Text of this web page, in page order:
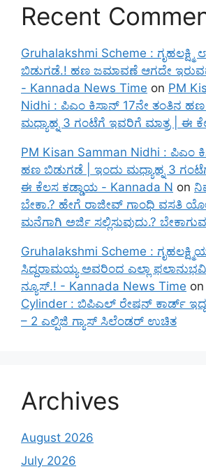
Recent
Gruhalakshmi Scheme : ಗೃಹಲಕ್ಷ್ಮಿ
ಬಿಡುಗಡೆ.! ಹಣ ಜಮಾವಣೆ ಆಗದೇ
- Kannada News Time on PM
Nidhi : ಪಿಎಂ ಕಿಸಾನ್ 17ನೇ ತಂತಿನ
ಮಧ್ಯಾಹ್ನ 3 ಗಂಟೆಗೆ ಇವರಿಗೆ ಮಾತ್ರ | ಈ
PM Kisan Samman Nidhi : ಪಿಎಂ
ಹಣ ಬಿಡುಗಡೆ | ಇಂದು ಮಧ್ಯಾಹ್ನ 3
ಈ ಕೆಲಸ ಕಡ್ಡಾಯ - Kannada N on
ಬೇಕಾ.? ಹೇಗೆ ರಾಜೀವ್ ಗಾಂಧಿ
ಮನೆಗಾಗಿ ಅರ್ಜಿ ಸಲ್ಲಿಸುವುದು.?
Gruhalakshmi Scheme :
ಸಿದ್ದರಾಮಯ್ಯ ಅವರಿಂದ ಎಲ್ಲಾ
ನ್ಯೂಸ್.! - Kannada News Time on
Cylinder : ಬಿಪಿಎಲ್ ರೇಷನ್ ಕಾರ್ಡ್
– 2 ಎಲ್ಪಿಜಿ ಗ್ಯಾಸ್ ಸಿಲೆಂಡರ್ ಉಚಿತ
Archives
August 2026
July 2026